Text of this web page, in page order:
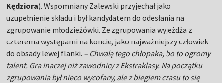
Kędziora). Wspomniany Zalewski przyjechał jako
uzupełnienie składu i był kandydatem do odesłania na
zgrupowanie młodzieżówki. Ze zgrupowania wyjeżdża z
czterema występami na koncie, jako najważniejszy człowiek
do obsady lewej flanki. – Chwalę tego chłopaka, bo to ogromy
talent. Gra inaczej niż zawodnicy z Ekstraklasy. Na początku
zgrupowania był nieco wycofany, ale z biegiem czasu to się